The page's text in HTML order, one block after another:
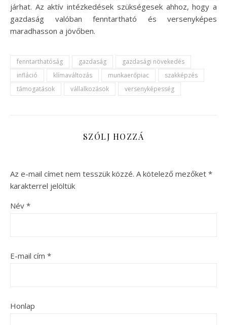
járhat. Az aktív intézkedések szükségesek ahhoz, hogy a
gazdaság valóban fenntartható és versenyképes
maradhasson a jövőben.
fenntarthatóság gazdaság
gazdasági növekedés
infláció
klímaváltozás munkaerőpiac
szakképzés
támogatások
vállalkozások versenyképesség
SZÓLJ HOZZÁ
Az e-mail címet nem tesszük közzé. A kötelező mezőket *
karakterrel jelöltük
Név *
E-mail cím *
Honlap